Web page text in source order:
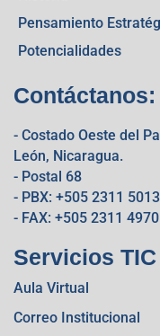
Pensamiento
Potencialidades
Contáctanos:
- Costado Oeste del
León, Nicaragua.
- Postal 68
- PBX: +505 2311 5013
- FAX: +505 2311 4970
Servicios TIC
Aula Virtual
Correo Institucional